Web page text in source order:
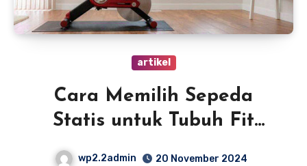
artikel
Cara Memilih Sepeda
Statis untuk Tubuh Fit
wp2.2admin
20 November 2024